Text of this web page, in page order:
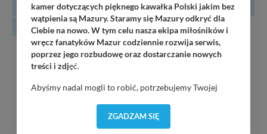
24
25 26 27 28 29
30
31
10 Tomasz Gr0m Paciorek
Wilkasy / Port Resort Niegocin / 20:00
Mirek „Koval” Kowalewski
Wilkasy / Port AZS Wilkasy / 21:00
kamer dotyczących pięknego kawałka Polski jakim bez
wątpienia są Mazury. Staramy się Mazury odkryć dla
Ciebie na nowo. W tym celu nasza ekipa miłośników i
wręcz fanatyków Mazur codziennie rozwija serwis,
poprzez jego rozbudowę oraz dostarczanie nowych
treści i zdjęć.
Abyśmy nadal mogli to robić, potrzebujemy Twojej
dostosować do Twoich preferencji. Twoje dane (w tym
pliki cookies) będą zapisywane w celu usprawnienia
ZGADZAM SIĘ